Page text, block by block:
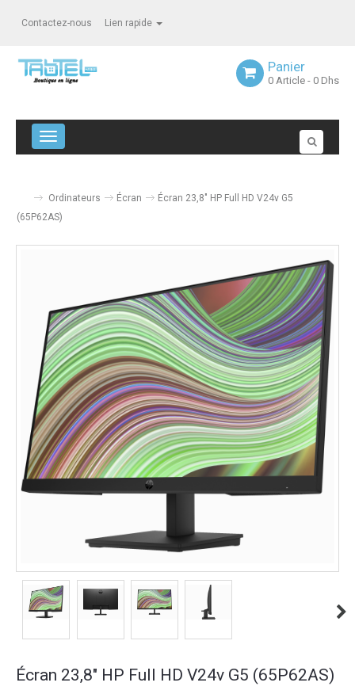
Contactez-nous Lien rapide
Panier
0 Article - 0 Dhs
Navigation bascule
Ordinateurs Écran
Écran 23,8" HP Full HD V24v G5
(65P62AS)
Écran 23,8" HP Full HD V24v G5 (65P62AS)